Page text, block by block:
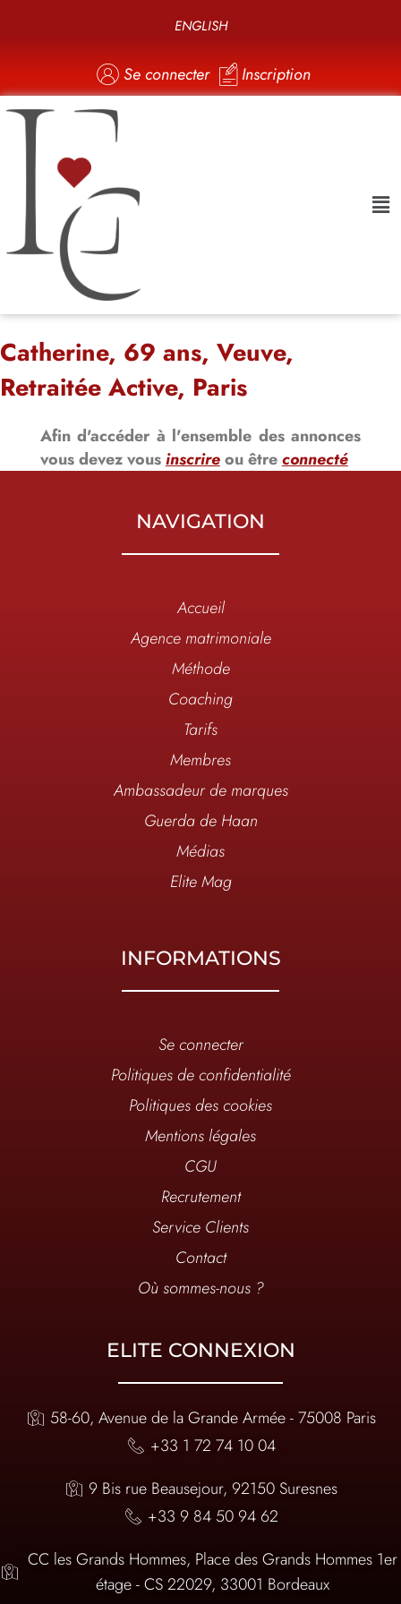
ENGLISH
Se connecter Inscription
Catherine, 69 ans, Veuve,
Retraitée Active, Paris
Afin d'accéder à l'ensemble des annonces
vous devez vousinscrireou êtreconnecté
NAVIGATION
Accueil
Agence matrimoniale
Méthode
Coaching
Tarifs
Membres
Ambassadeur de marques
Guerda de Haan
Médias
Elite Mag
INFORMATIONS
Se connecter
Politiques de confidentialité
Politiques des cookies
Mentions légales
CGU
Recrutement
Service Clients
Contact
Où sommes-nous ?
ELITE CONNEXION
58-60, Avenue de la Grande Armée - 75008 Paris
+33 1 72 74 10 04
9 Bis rue Beausejour, 92150 Suresnes
+33 9 84 50 94 62
CC les Grands Hommes, Place des Grands Hommes 1er
étage - CS 22029, 33001 Bordeaux